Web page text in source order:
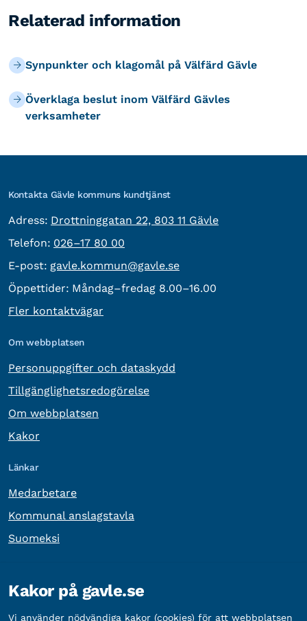
Relaterad information
Synpunkter och klagomål på Välfärd Gävle
Överklaga beslut inom Välfärd Gävles
verksamheter
Kontakta Gävle kommuns kundtjänst
Adress: besöksadress:
Drottninggatan 22, 803 11 Gävle
Telefon: Telefon:
026–17 80 00
E-post: E-post:
gavle.kommun@gavle.se
Öppettider: Måndag–fredag 8.00–16.00
Fler kontaktvägar
Om webbplatsen
Personuppgifter och dataskydd
Tillgänglighetsredogörelse
Om webbplatsen
Kakor
Länkar
Medarbetare
Kommunal anslagstavla
Suomeksi
Organisationsnummer: 212000-2338
Kakor på gavle.se
Vi använder nödvändiga kakor (cookies) för att webbplatsen